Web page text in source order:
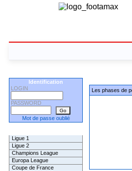
Identification
LOGIN
PASSWORD
Mot de passe oublié
Ligue 1
Ligue 2
Champions League
Europa League
Coupe de France
Les phases de